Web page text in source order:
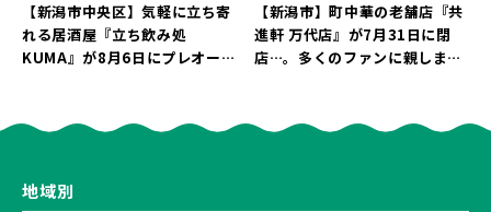
【新潟市中央区】気軽に立ち寄
れる居酒屋『立ち飲み処
KUMA』が8月6日にプレオープ
♪
【新潟市】町中華の老舗店『共
進軒 万代店』が7月31日に閉
店…。多くのファンに親しまれ
地域別